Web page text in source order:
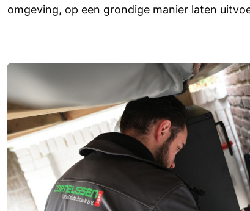
omgeving, op een grondige manier laten